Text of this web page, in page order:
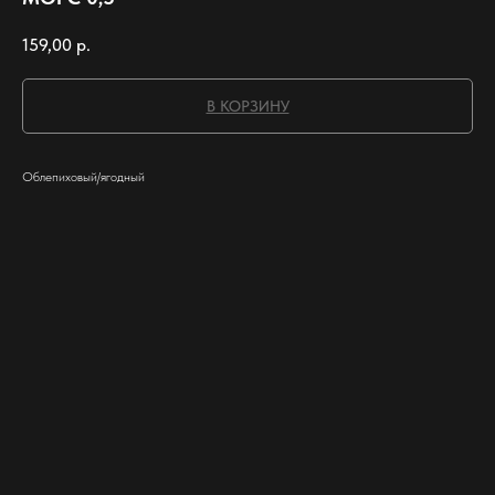
159,00 р.
В КОРЗИНУ
Облепиховый/ягодный